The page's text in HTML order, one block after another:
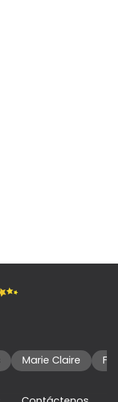
Marie Claire